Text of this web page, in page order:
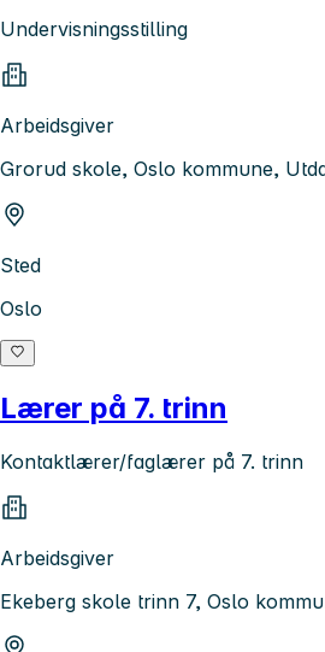
Undervisningsstilling
Arbeidsgiver
Grorud skole, Oslo kommune,
Sted
Oslo
Lærer på 7. trinn
Kontaktlærer/faglærer på 7. trinn
Arbeidsgiver
Ekeberg skole trinn 7, Oslo